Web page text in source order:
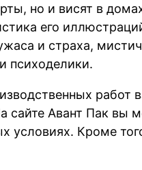
но и висят в
его
и страха,
психоделики.
работ
сайте Авант Пак вы
условиях. Кроме